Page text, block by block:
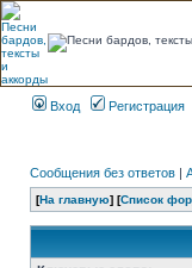
Вход Регистрация
Сообщения без ответов |
[На главную] [Список